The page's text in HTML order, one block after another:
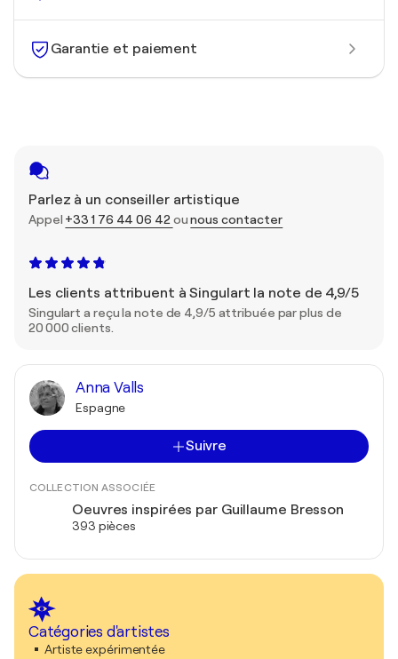
Garantie et paiement
Parlez à un conseiller artistique
Appel +33 1 76 44 06 42 ounous contacter
Les clients attribuent à Singulart la note de 4,9/5
Singulart a reçu la note de 4,9/5 attribuée par plus de
20 000 clients.
Anna Valls
Espagne
Suivre
COLLECTION ASSOCIÉE
Oeuvres inspirées par Guillaume Bresson
393 pièces
Catégories d'artistes
Artiste expérimentée